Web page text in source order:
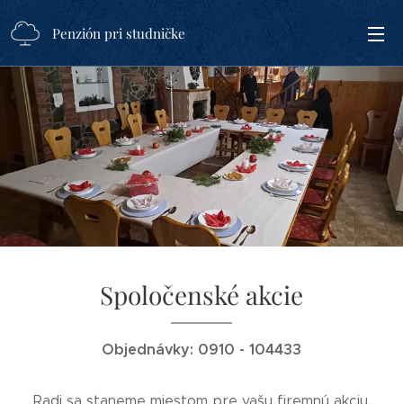
Penzión pri studničke
Spoločenské akcie
Objednávky: 0910 - 104433